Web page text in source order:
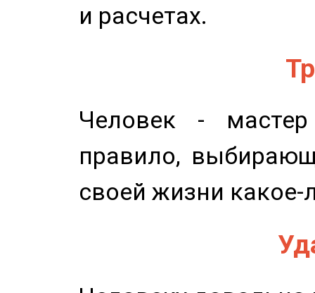
и расчетах.
Человек -
правило,
своей жизни какое-